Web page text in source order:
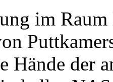
im
Hände der